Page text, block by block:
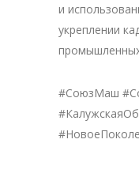
и
укреплении
#СоюзМаш